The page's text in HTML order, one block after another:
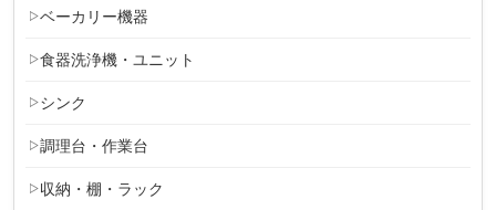
ベーカリー機器
食器洗浄機・ユニット
シンク
調理台・作業台
収納・棚・ラック